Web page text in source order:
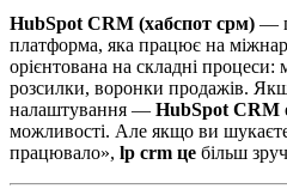
HubSpot CRM (хабспот срм) —
платформа, яка працює на
орієнтована на складні процеси:
розсилки, воронки продажів.
налаштування — HubSpot CRM
можливості. Але якщо ви
працювало», lp crm це більш